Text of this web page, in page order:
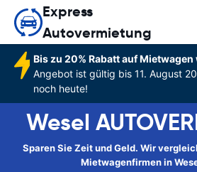
Express
Autovermietung
Bis zu 20% Rabatt auf
Angebot ist gültig bis 11. August
noch heute!
Wesel
Sparen Sie Zeit und Geld. Wir
Mietwagenfirmen in